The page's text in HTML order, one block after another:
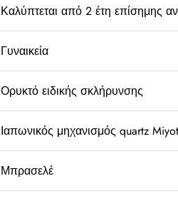
Καλύπτεται από 2 έτη επίσημης
Γυναικεία
Ορυκτό ειδικής σκλήρυνσης
Ιαπωνικός μηχανισμός quartz
Μπρασελέ